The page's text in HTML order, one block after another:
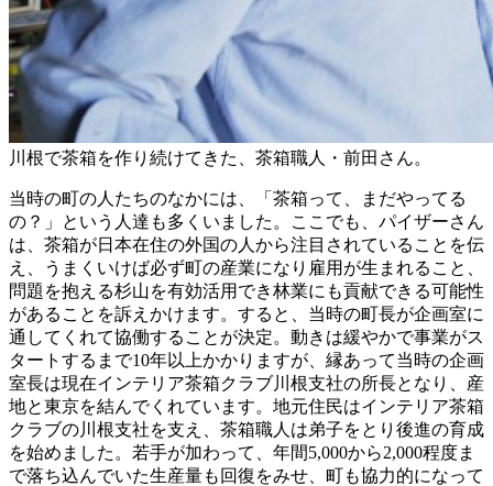
川根で茶箱を作り続けてきた、茶箱職人・前田さん。
当時の町の人たちのなかには、「茶箱って、まだやってる
の？」という人達も多くいました。ここでも、パイザーさん
は、茶箱が日本在住の外国の人から注目されていることを伝
え、うまくいけば必ず町の産業になり雇用が生まれること、
問題を抱える杉山を有効活用でき林業にも貢献できる可能性
があることを訴えかけます。すると、当時の町長が企画室に
通してくれて協働することが決定。動きは緩やかで事業がス
タートするまで10年以上かかりますが、縁あって当時の企画
室長は現在インテリア茶箱クラブ川根支社の所長となり、産
地と東京を結んでくれています。地元住民はインテリア茶箱
クラブの川根支社を支え、茶箱職人は弟子をとり後進の育成
を始めました。若手が加わって、年間5,000から2,000程度ま
で落ち込んでいた生産量も回復をみせ、町も協力的になって